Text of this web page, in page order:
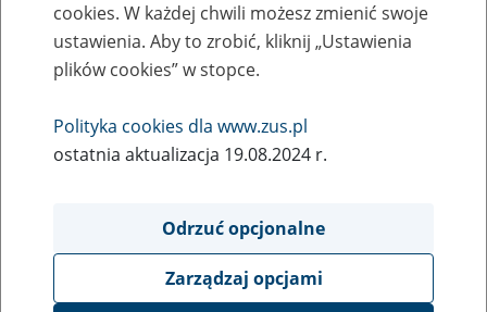
cookies. W każdej chwili możesz zmienić swoje
ustawienia. Aby to zrobić, kliknij „Ustawienia
plików cookies” w stopce.
Polityka cookies dla www.zus.pl
ostatnia aktualizacja 19.08.2024 r.
Odrzuć opcjonalne
Zarządzaj opcjami